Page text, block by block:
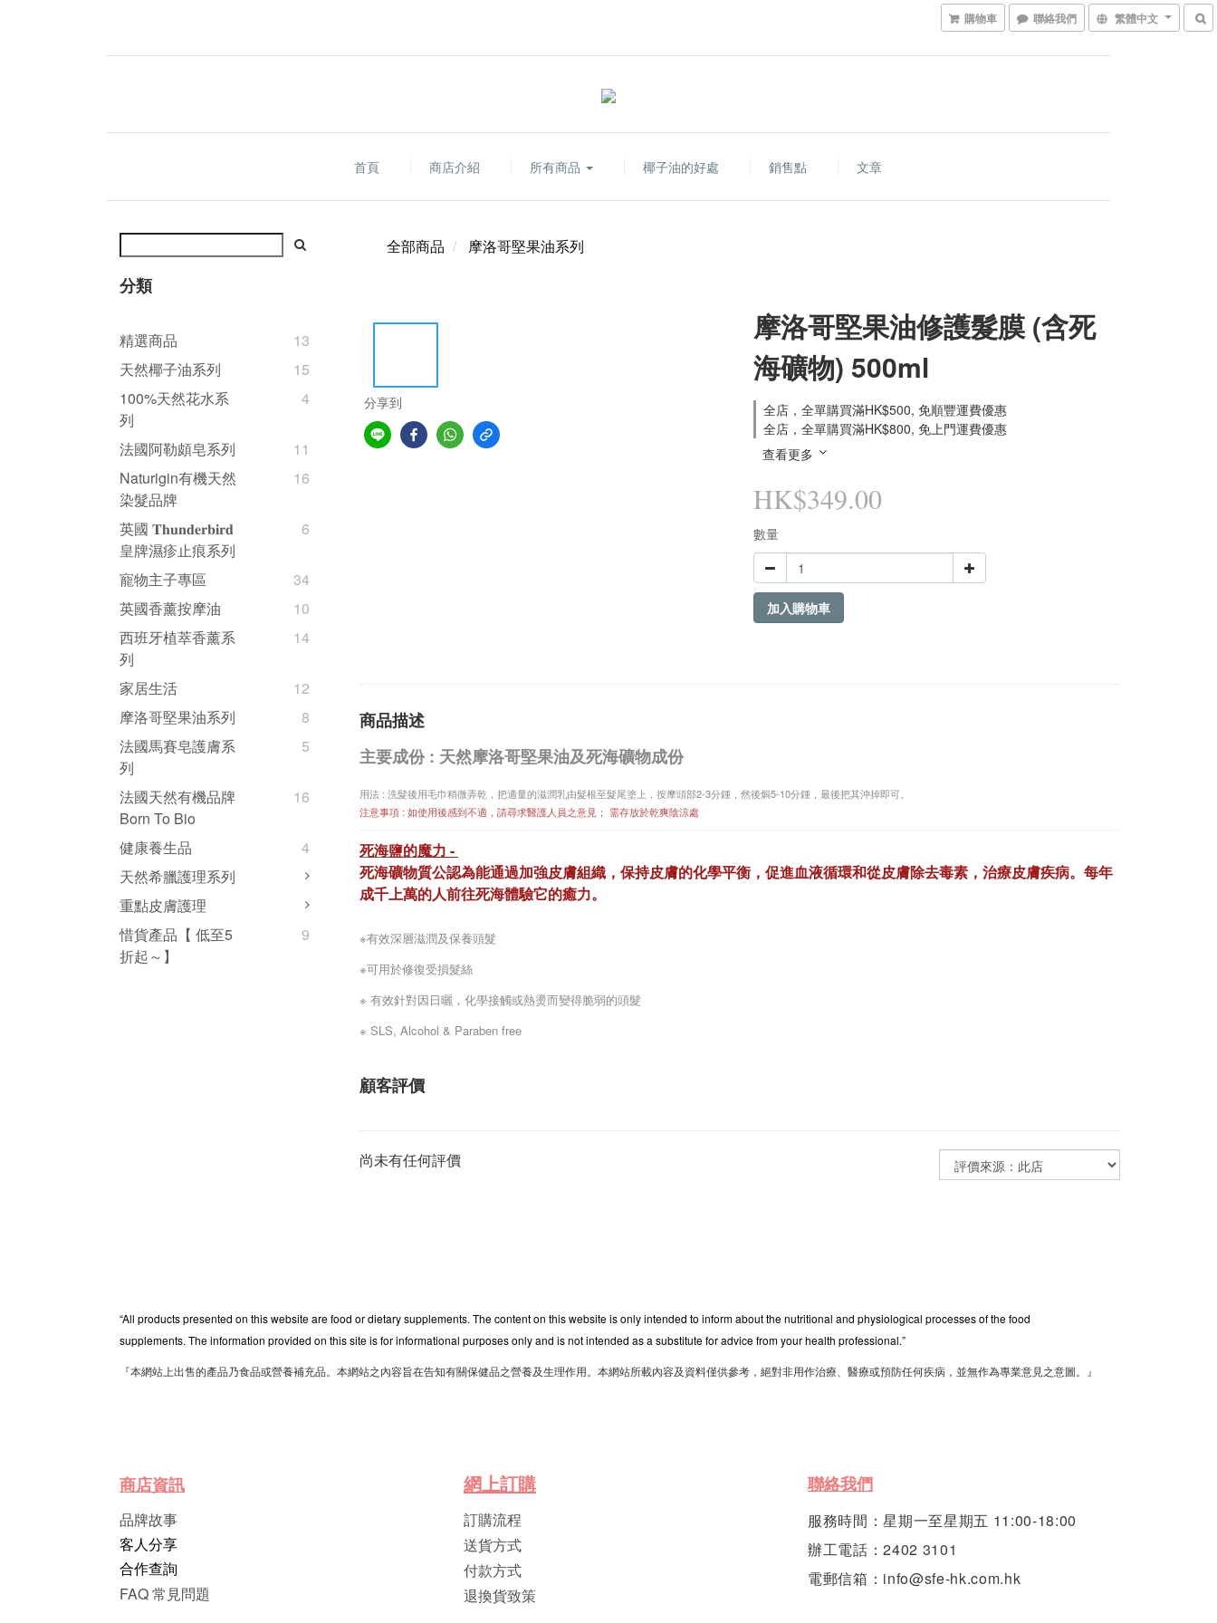
購物車 聯絡我們 繁體中文
首頁 商店介紹 所有商品 椰子油的好處 銷售點 文章
分類
精選商品
13
天然椰子油系列
15
100%天然花水系
列
4
法國阿勒頗皂系列
11
Naturigin有機天然
染髮品牌
16
英國 𝐓𝐡𝐮𝐧𝐝𝐞𝐫𝐛𝐢𝐫𝐝
皇牌濕疹止痕系列
6
寵物主子專區
34
英國香薰按摩油
10
西班牙植萃香薰系
列
14
家居生活
12
摩洛哥堅果油系列
8
法國馬賽皂護膚系
列
5
法國天然有機品牌
Born To Bio
16
健康養生品
4
天然希臘護理系列
重點皮膚護理
惜貨產品【 低至5
折起～】
9
全部商品 摩洛哥堅果油系列
分享到
摩洛哥堅果油修護髮膜 (含死
海礦物) 500ml
全店，全單購買滿HK$500, 免順豐運費優惠
全店，全單購買滿HK$800, 免上門運費優惠
查看更多
HK$349.00
數量
加入購物車
商品描述
主要成份 : 天然摩洛哥堅果油及死海礦物成份
用法 : 洗髮後用毛巾稍微弄乾，把適量的滋潤乳由髮根至髮尾塗上，按摩頭部2-3分鍾，然後焗5-10分鍾，最後把其沖掉即可。
注意事項 : 如使用後感到不適，請尋求醫護人員之意見； 需存放於乾爽陰涼處
死海鹽的魔力 -
死海礦物質公認為能通過加強皮膚組織，保持皮膚的化學平衡，促進血液循環和從皮膚除去毒素，治療皮膚疾病。每年
成千上萬的人前往死海體驗它的癒力。
※有效深層滋潤及保養頭髮
※可用於修復受損髮絲
※ 有效針對因日曬，化學接觸或熱燙而變得脆弱的頭髮
※ SLS, Alcohol & Paraben free
顧客評價
尚未有任何評價
“All products presented on this website are food or dietary supplements. The content on this website is only intended to inform about the nutritional and physiological processes of the food
supplements. The information provided on this site is for informational purposes only and is not intended as a substitute for advice from your health professional.”
『本網站上出售的產品乃食品或營養補充品。本網站之內容旨在告知有關保健品之營養及生理作用。本網站所載內容及資料僅供參考，絕對非用作治療、醫療或預防任何疾病，並無作為專業意見之意圖。』
商店資訊
品牌故事
客人分享
合作查詢
FAQ 常見問題
網上訂購
訂購流程
送貨方式
付款方式
退換貨致策
聯絡我們
服務時間：星期一至星期五 11:00-18:00
辦工電話：2402 3101
電郵信箱：info@sfe-hk.com.hk